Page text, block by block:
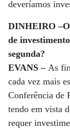
deveríamos
DINHEIRO –O
de
segunda?
EVANS –As
cada vez mais
Conferência de
tendo em vista
requer